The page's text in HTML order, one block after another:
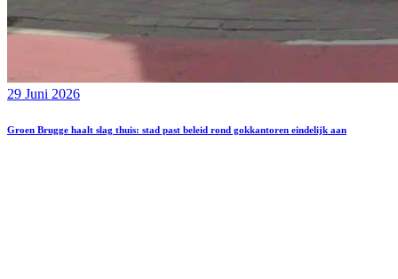
29 Juni 2026
Groen Brugge haalt slag thuis: stad past beleid rond gokkantoren eindelijk aan